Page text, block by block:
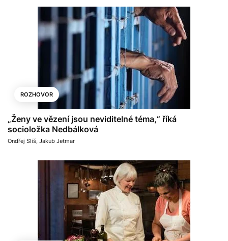
ROZHOVOR
„Ženy ve vězení jsou neviditelné téma,“ říká
socioložka Nedbálková
Ondřej Sliš Jakub Jetmar